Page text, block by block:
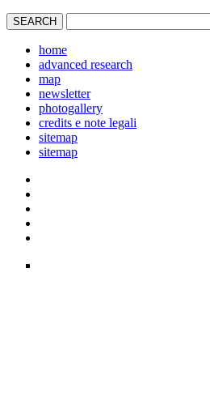
home
advanced research
map
newsletter
photogallery
credits e note legali
sitemap
sitemap